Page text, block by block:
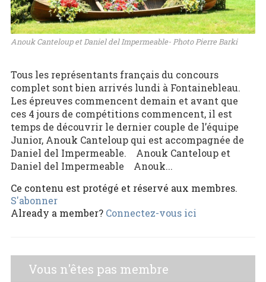
Anouk Canteloup et Daniel del Impermeable- Photo Pierre Barki
Tous les représentants français du concours
complet sont bien arrivés lundi à Fontainebleau.
Les épreuves commencent demain et avant que
ces 4 jours de compétitions commencent, il est
temps de découvrir le dernier couple de l’équipe
Junior, Anouk Canteloup qui est accompagnée de
Daniel del Impermeable. Anouk Canteloup et
Daniel del Impermeable Anouk...
Ce contenu est protégé et réservé aux membres.
S'abonner
Already a member? Connectez-vous ici
Vous n'êtes pas membre